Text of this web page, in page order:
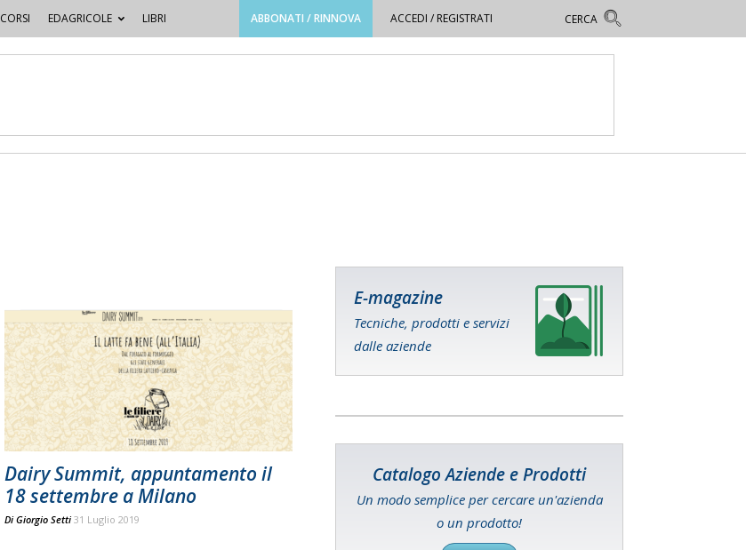
CORSI EDAGRICOLE LIBRI ABBONATI / RINNOVA ACCEDI / REGISTRATI
Dairy Summit, appuntamento il
18 settembre a Milano
Di Giorgio Setti 31 Luglio 2019
E-magazine
Tecniche, prodotti e servizi
dalle aziende
Catalogo Aziende e Prodotti
Un modo semplice per cercare un'azienda
o un prodotto!